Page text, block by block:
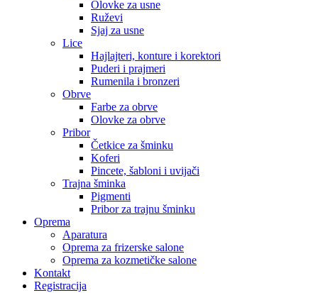
Olovke za usne
Ruževi
Sjaj za usne
Lice
Hajlajteri, konture i korektori
Puderi i prajmeri
Rumenila i bronzeri
Obrve
Farbe za obrve
Olovke za obrve
Pribor
Četkice za šminku
Koferi
Pincete, šabloni i uvijači
Trajna šminka
Pigmenti
Pribor za trajnu šminku
Oprema
Aparatura
Oprema za frizerske salone
Oprema za kozmetičke salone
Kontakt
Registracija